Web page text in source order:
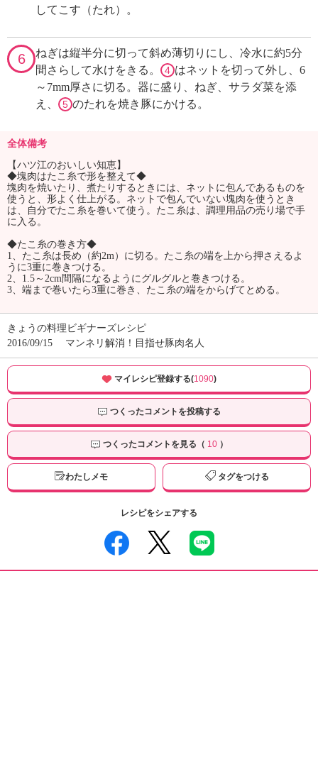
してこす（たれ）。
6
ねぎは縦半分に切って斜め薄切りにし、冷水に約5分
間さらして水けをきる。
4 はネットを切って外し、6
～7mm厚さに切る。器に盛り、ねぎ、サラダ菜を添
え、
5 のたれを焼き豚にかける。
全体備考
【ハツ江のおいしい知恵】
◆塊肉はたこ糸で形を整えて◆
塊肉を焼いたり、煮たりするときには、ネットに包んであるものを
使うと、形よく仕上がる。ネットで包んでいない塊肉を使うとき
は、自分でたこ糸を巻いて使う。たこ糸は、調理用品の売り場で手
に入る。
◆たこ糸の巻き方◆
1、たこ糸は長め（約2m）に切る。たこ糸の端を上から押さえるよ
うに3重に巻きつける。
2、1.5～2cm間隔になるようにグルグルと巻きつける。
3、端まで巻いたら3重に巻き、たこ糸の端をからげてとめる。
きょうの料理ビギナーズレシピ
2016/09/15
マンネリ解消！目指せ豚肉名人
マイレシピ登録する(1090)
つくったコメントを投稿する
つくったコメントを見る（ 10 ）
わたしメモ タグをつける
レシピをシェアする